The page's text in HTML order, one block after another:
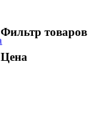
Фильтр товаров
Цена